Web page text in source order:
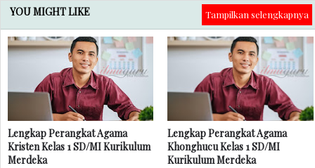
YOU MIGHT LIKE Tampilkan selengkapnya
Lengkap Perangkat Agama
Kristen Kelas 1 SD/MI Kurikulum
Merdeka
Lengkap Perangkat Agama
Khonghucu Kelas 1 SD/MI
Kurikulum Merdeka